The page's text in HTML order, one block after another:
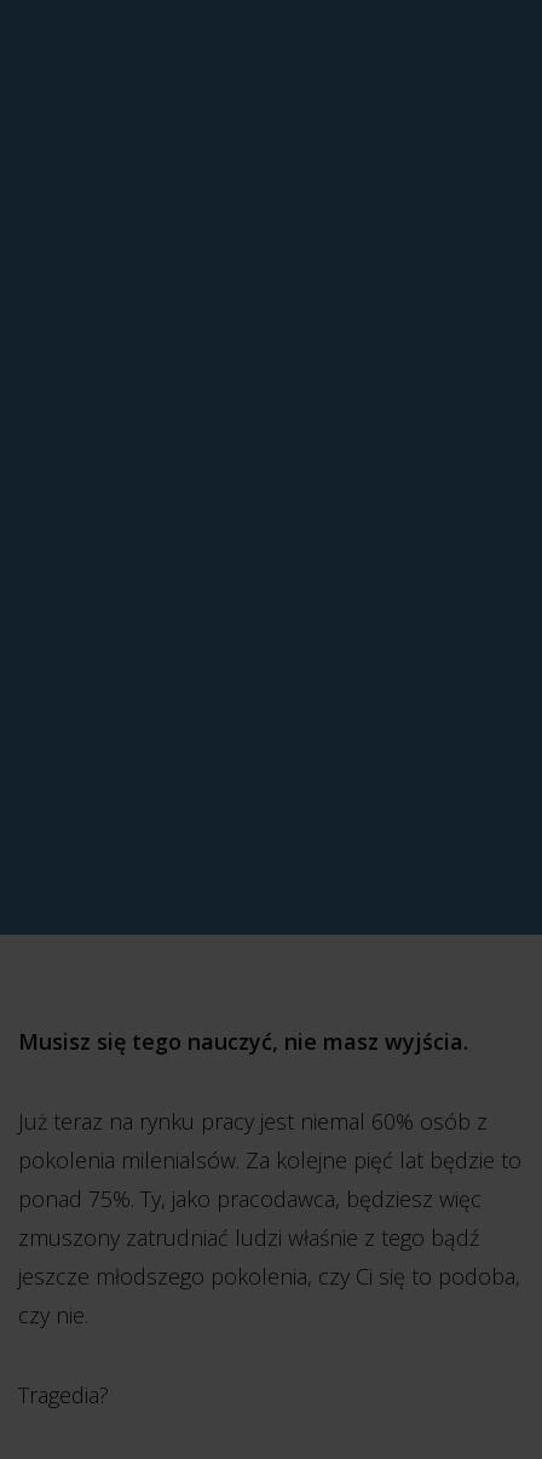
Musisz się tego nauczyć, nie masz wyjścia.
Już teraz na rynku pracy jest niemal 60% osób z
pokolenia milenialsów. Za kolejne pięć lat będzie to
ponad 75%. Ty, jako pracodawca, będziesz więc
zmuszony zatrudniać ludzi właśnie z tego bądź
jeszcze młodszego pokolenia, czy Ci się to podoba,
czy nie.
Tragedia?